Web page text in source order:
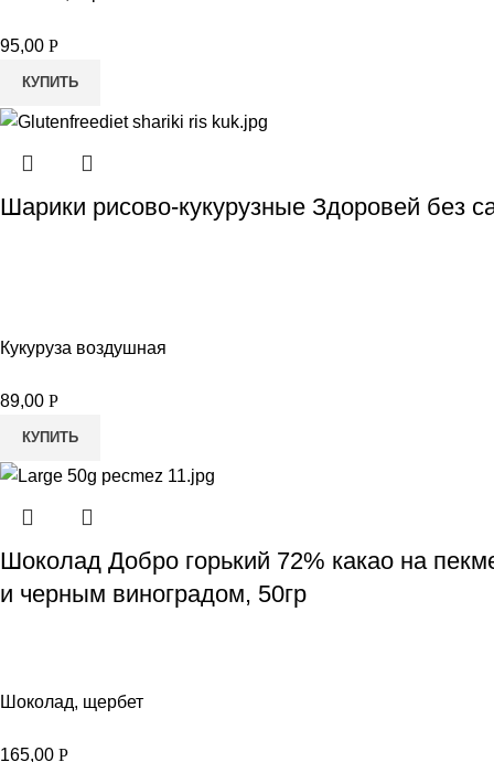
95,00 Р
КУПИТЬ
Шарики рисово-кукурузные Здоровей без
Кукуруза воздушная
89,00 Р
КУПИТЬ
Шоколад Добро горький 72% какао на
и черным виноградом, 50гр
Шоколад, щербет
165,00 Р